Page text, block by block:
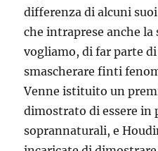
differenza di alcuni
che intraprese anche la
vogliamo, di far parte
smascherare finti
Venne istituito un
dimostrato di essere in
soprannaturali, e